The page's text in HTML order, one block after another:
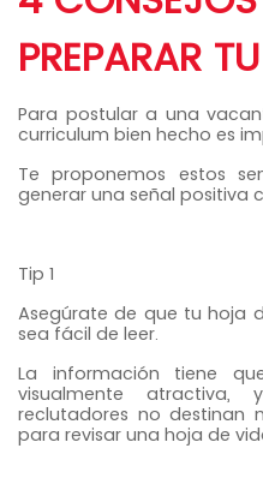
PREPARAR
Para postular a una
curriculum bien hecho es
Te proponemos estos
generar una señal positiva
Tip 1
Asegúrate de que tu hoja
sea fácil de leer.
La información tiene
visualmente atractiva,
reclutadores no destinan
para revisar una hoja de